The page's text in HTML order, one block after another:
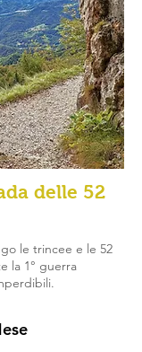
delle 52
le trincee e le 52
la 1° guerra